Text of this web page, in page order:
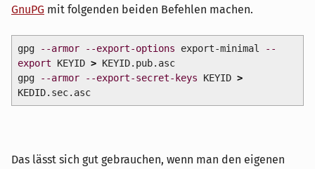
GnuPG mit folgenden beiden Befehlen machen.
gpg --armor --export-options export-minimal
--
export KEYID >KEYID.pub.asc
gpg
--armor --export-secret-keys KEYID >
KEDID.sec.asc
Das lässt sich gut gebrauchen, wenn man den eigenen